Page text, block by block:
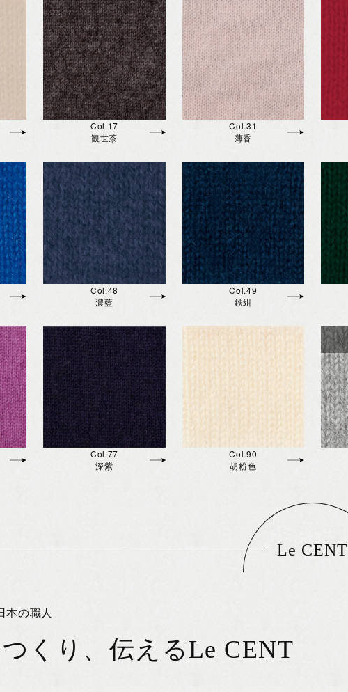
Col.17
観世茶
Col.31
薄香
Col.48
濃藍
Col.49
鉄紺
Col.77
深紫
Col.90
胡粉色
Le CENT
本の職人
くり、伝えるLe CENT